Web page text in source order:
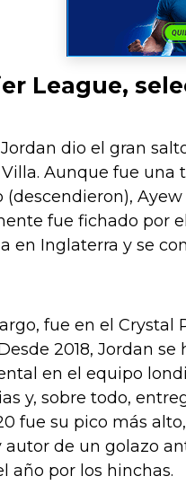
League,
Jordan dio el gran
Aunque fue
(descendieron),
fue fichado por
en Inglaterra y se
fue en el Crystal
2018, Jordan
en el equipo
y, sobre todo,
fue su pico más
autor de un golazo
año por los hinchas.